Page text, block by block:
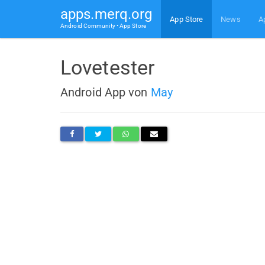
apps.merq.org
Android Community • App Store
App Store News
Lovetester
Android App von May